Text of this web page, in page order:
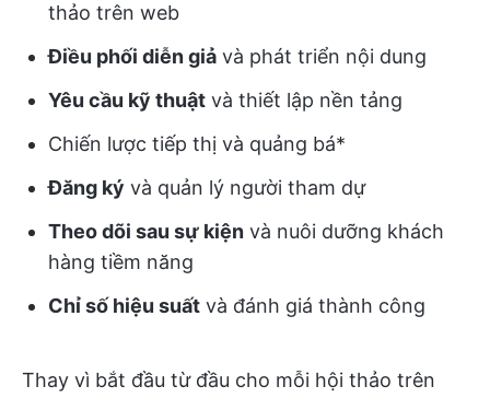
thảo trên web
Điều phối diễn giả và phát triển nội dung
Yêu cầu kỹ thuật và thiết lập nền tảng
Chiến lược tiếp thị và quảng bá*
Đăng ký và quản lý người tham dự
Theo dõi sau sự kiện và nuôi dưỡng khách
hàng tiềm năng
Chỉ số hiệu suất và đánh giá thành công
Thay vì bắt đầu từ đầu cho mỗi hội thảo trên